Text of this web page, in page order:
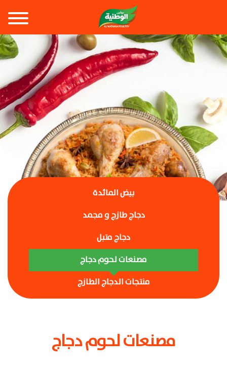
بيض المائدة
دجاج طازج و مجمد
دجاج متبل
مصنعات لحوم دجاج
منتجات الدجاج الطازج
مصنعات لحوم دجاج